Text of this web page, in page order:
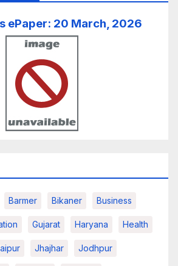
ePaper: 20 March, 2026
Barmer Bikaner Business
Gujarat Haryana Health
Jhajhar Jodhpur